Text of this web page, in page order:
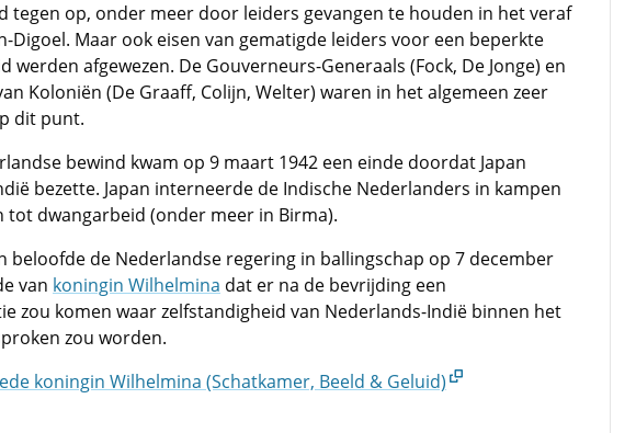
tegen op, onder meer door leiders gevangen te houden in het veraf
Digoel. Maar ook eisen van gematigde leiders voor een beperkte
werden afgewezen. De Gouverneurs-Generaals (Fock, De Jonge) en
Koloniën (De Graaff, Colijn, Welter) waren in het algemeen zeer
dit punt.
bewind kwam op 9 maart 1942 een einde doordat Japan
bezette. Japan interneerde de Indische Nederlanders in kampen
tot dwangarbeid (onder meer in Birma).
beloofde de Nederlandse regering in ballingschap op 7 december
van koningin Wilhelmina dat er na de bevrijding een
zou komen waar zelfstandigheid van Nederlands-Indië binnen het
zou worden.
koningin Wilhelmina (Schatkamer, Beeld & Geluid)